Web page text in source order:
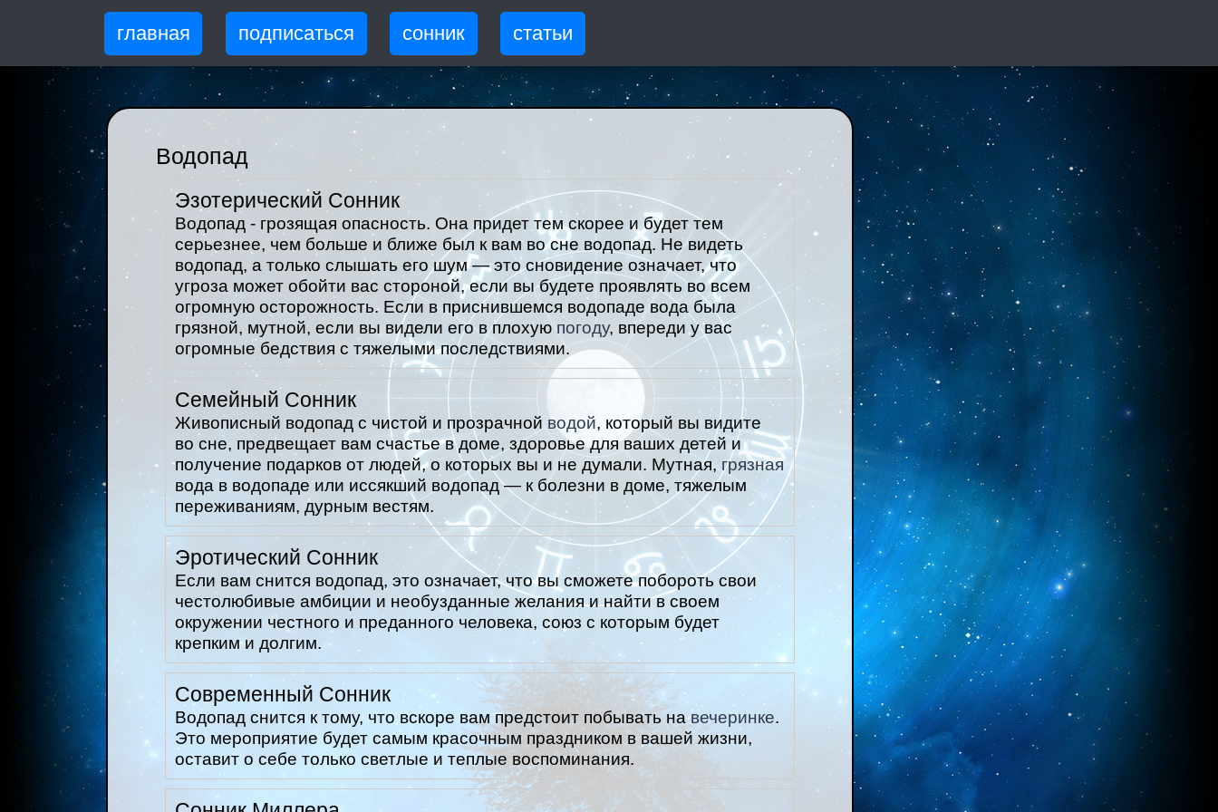
главная подписаться сонник статьи
Водопад
Эзотерический Сонник
Водопад - грозящая опасность. Она придет тем скорее и будет тем
серьезнее, чем больше и ближе был к вам во сне водопад. Не видеть
водопад, а только слышать его шум — это сновидение означает, что
угроза может обойти вас стороной, если вы будете проявлять во всем
огромную осторожность. Если в приснившемся водопаде вода была
грязной, мутной, если вы видели его в плохую погоду, впереди у вас
огромные бедствия с тяжелыми последствиями.
Семейный Сонник
Живописный водопад с чистой и прозрачной водой, который вы видите
во сне, предвещает вам счастье в доме, здоровье для ваших детей и
получение подарков от людей, о которых вы и не думали. Мутная, грязная
вода в водопаде или иссякший водопад — к болезни в доме, тяжелым
переживаниям, дурным вестям.
Эротический Сонник
Если вам снится водопад, это означает, что вы сможете побороть свои
честолюбивые амбиции и необузданные желания и найти в своем
окружении честного и преданного человека, союз с которым будет
крепким и долгим.
Современный Сонник
Водопад снится к тому, что вскоре вам предстоит побывать навечеринке.
Это мероприятие будет самым красочным праздником в вашей жизни,
оставит о себе только светлые и теплые воспоминания.